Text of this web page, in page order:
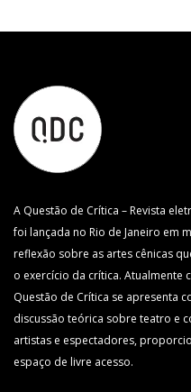
A Questão de Crítica – Revista
foi lançada no Rio de Janeiro em
reflexão sobre as artes cênicas
o exercício da crítica. Atualmente
Questão de Crítica se apresenta
discussão teórica sobre teatro e
artistas e espectadores,
espaço de livre acesso.